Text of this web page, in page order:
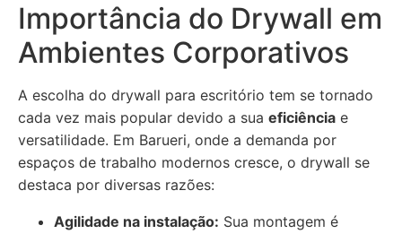
Importância do Drywall em
Ambientes Corporativos
A escolha do drywall para escritório tem se tornado
cada vez mais popular devido a sua eficiência e
versatilidade. Em Barueri, onde a demanda por
espaços de trabalho modernos cresce, o drywall se
destaca por diversas razões:
Agilidade na instalação: Sua montagem é